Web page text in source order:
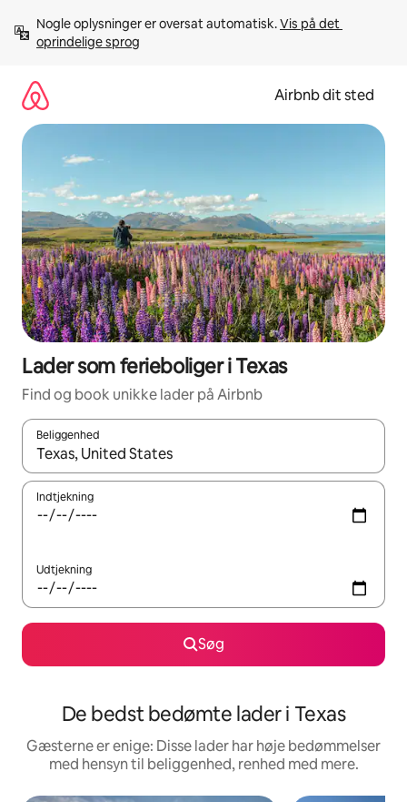
videre
Nogle oplysninger er oversat automatisk. Vis på det
oprindelige sprog
Airbnb dit sted
Lader som ferieboliger i Texas
Find og book unikke lader på Airbnb
Beliggenhed
Når resultaterne er tilgængelige, skal du navigere med
Indtjekning
Udtjekning
Søg
De bedst bedømte lader i Texas
Gæsterne er enige: Disse lader har høje bedømmelser
med hensyn til beliggenhed, renhed med mere.